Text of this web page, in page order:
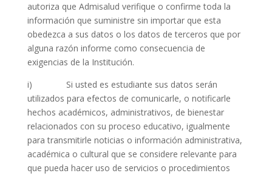
autoriza que Admisalud verifique o confirme toda la
información que suministre sin importar que esta
obedezca a sus datos o los datos de terceros que por
alguna razón informe como consecuencia de
exigencias de la Institución.
i) Si usted es estudiante sus datos serán
utilizados para efectos de comunicarle, o notificarle
hechos académicos, administrativos, de bienestar
relacionados con su proceso educativo, igualmente
para transmitirle noticias o información administrativa,
académica o cultural que se considere relevante para
que pueda hacer uso de servicios o procedimientos